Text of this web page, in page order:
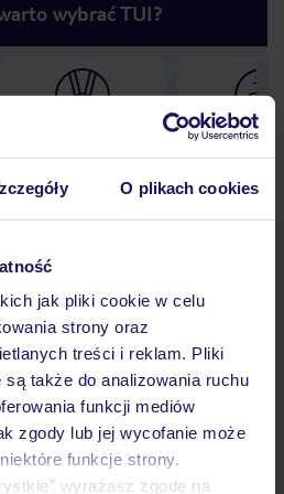
O plikach cookies
jak pliki cookie w celu
strony oraz
treści i reklam. Pliki
także do analizowania ruchu
funkcji mediów
zgody lub jej wycofanie może
funkcje strony.
wyrażasz zgodę na
wybrać TUI?
30 lat w